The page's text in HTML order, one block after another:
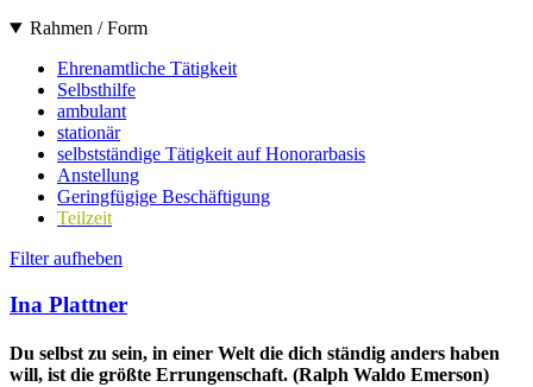
Rahmen / Form
Ehrenamtliche Tätigkeit
Selbsthilfe
ambulant
stationär
selbstständige Tätigkeit auf Honorarbasis
Anstellung
Geringfügige Beschäftigung
Teilzeit
Filter aufheben
Ina Plattner
Du selbst zu sein, in einer Welt die dich ständig anders haben
will, ist die größte Errungenschaft. (Ralph Waldo Emerson)